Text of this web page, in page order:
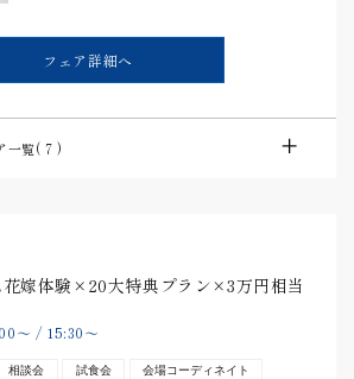
フェア詳細へ
一覧(7 )
嫁体験×20大特典プラン×3万円相当
〜 / 15:30〜
相談会 試食会
会場コーディネイト